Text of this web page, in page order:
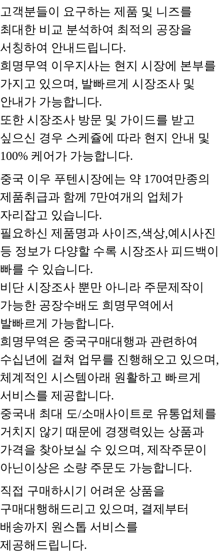
고객분들이 요구하는 제품 및 니즈를
최대한 비교 분석하여 최적의 공장을
서칭하여 안내드립니다.
희명무역 이우지사는 현지 시장에 본부를
가지고 있으며, 발빠르게 시장조사 및
안내가 가능합니다.
또한 시장조사 방문 및 가이드를 받고
싶으신 경우 스케쥴에 따라 현지 안내 및
100% 케어가 가능합니다.
중국 이우 푸텐시장에는 약 170여만종의
제품취급과 함께 7만여개의 업체가
자리잡고 있습니다.
필요하신 제품명과 사이즈,색상,예시사진
등 정보가 다양할 수록 시장조사 피드백이
빠를 수 있습니다.
비단 시장조사 뿐만 아니라 주문제작이
가능한 공장수배도 희명무역에서
발빠르게 가능합니다.
희명무역은 중국구매대행과 관련하여
수십년에 걸쳐 업무를 진행해오고 있으며,
체계적인 시스템아래 원활하고 빠르게
서비스를 제공합니다.
중국내 최대 도/소매사이트로 유통업체를
거치지 않기 때문에 경쟁력있는 상품과
가격을 찾아보실 수 있으며, 제작주문이
아닌이상은 소량 주문도 가능합니다.
직접 구매하시기 어려운 상품을
구매대행해드리고 있으며, 결제부터
배송까지 원스톱 서비스를
제공해드립니다.